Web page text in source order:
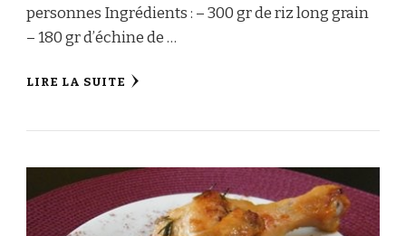
personnes Ingrédients : – 300 gr de riz long grain
– 180 gr d’échine de …
LIRE LA SUITE